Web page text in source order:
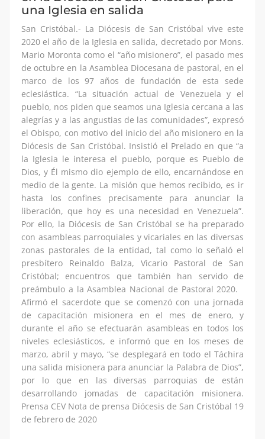
una Iglesia en salida
San Cristóbal.- La Diócesis de San Cristóbal vive este
2020 el año de la Iglesia en salida, decretado por Mons.
Mario Moronta como el “año misionero”, el pasado mes
de octubre en la Asamblea Diocesana de pastoral, en el
marco de los 97 años de fundación de esta sede
eclesiástica. “La situación actual de Venezuela y el
pueblo, nos piden que seamos una Iglesia cercana a las
alegrías y a las angustias de las comunidades”, expresó
el Obispo, con motivo del inicio del año misionero en la
Diócesis de San Cristóbal. Insistió el Prelado en que “a
la Iglesia le interesa el pueblo, porque es Pueblo de
Dios, y Él mismo dio ejemplo de ello, encarnándose en
medio de la gente. La misión que hemos recibido, es ir
hasta los confines precisamente para anunciar la
liberación, que hoy es una necesidad en Venezuela”.
Por ello, la Diócesis de San Cristóbal se ha preparado
con asambleas parroquiales y vicariales en las diversas
zonas pastorales de la entidad, tal como lo señaló el
presbítero Reinaldo Balza, Vicario Pastoral de San
Cristóbal; encuentros que también han servido de
preámbulo a la Asamblea Nacional de Pastoral 2020.
Afirmó el sacerdote que se comenzó con una jornada
de capacitación misionera en el mes de enero, y
durante el año se efectuarán asambleas en todos los
niveles eclesiásticos, e informó que en los meses de
marzo, abril y mayo, “se desplegará en todo el Táchira
una salida misionera para anunciar la Palabra de Dios”,
por lo que en las diversas parroquias de están
desarrollando jomadas de capacitación misionera.
Prensa CEV Nota de prensa Diócesis de San Cristóbal 19
de febrero de 2020